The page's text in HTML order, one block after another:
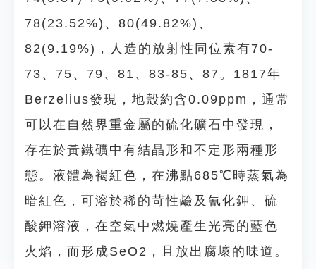
78(23.52%)、80(49.82%)、
82(9.19%)，人造的放射性同位素有70-
73、75、79、81、83-85、87。1817年
Berzelius發現，地殼約含0.09ppm，通常
可以在自然界重金屬的硫化礦石中發現，
存在於黃鐵礦中有結晶形和不定形兩種形
態。液體為褐紅色，在沸點685℃時蒸氣為
暗紅色，可溶於稀的苛性鹼及氰化鉀、硫
酸鉀溶液，在空氣中燃燒產生光亮的藍色
火焰，而形成SeO2，且放出腐壞的味道。